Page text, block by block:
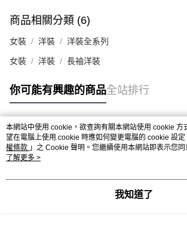
商品相關分類 (6)
女裝 洋裝 洋裝全系列
女裝 洋裝 長袖洋裝
你可能有興趣的商品全站排行
熱門標籤
本網站中使用 cookie，欲查詢有關本網站使用 cookie 方
望在電腦上使用 cookie 時應如何變更電腦的 cookie 設定
權條款 」之 Cookie 聲明。您繼續使用本網站即表示您
用條款之 Cookie 聲明使用 cookie。
了解更多 >
我知道了